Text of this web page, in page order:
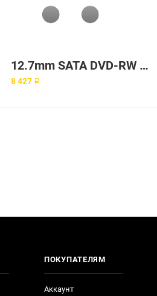
12.7mm SATA DVD-RW Kit DL360 G6 G7
8 427 ₽
ПОКУПАТЕЛЯМ
Аккаунт